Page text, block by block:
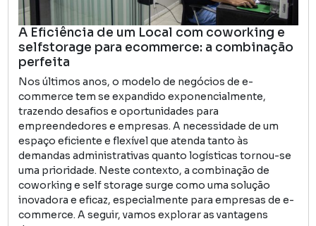
A Eficiência de um Local com coworking e
selfstorage para ecommerce: a combinação
perfeita
Nos últimos anos, o modelo de negócios de e-
commerce tem se expandido exponencialmente,
trazendo desafios e oportunidades para
empreendedores e empresas. A necessidade de um
espaço eficiente e flexível que atenda tanto às
demandas administrativas quanto logísticas tornou-se
uma prioridade. Neste contexto, a combinação de
coworking e self storage surge como uma solução
inovadora e eficaz, especialmente para empresas de e-
commerce. A seguir, vamos explorar as vantagens